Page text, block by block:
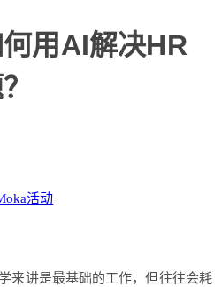
用AI解决HR
活动
来讲是最基础的工作，但往往会耗